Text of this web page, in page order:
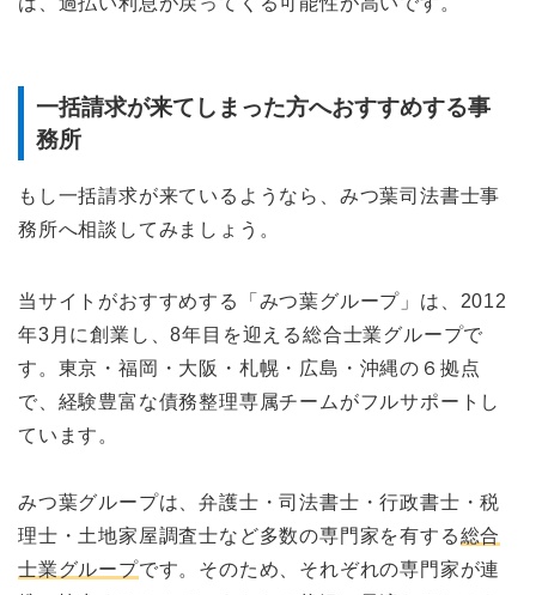
一括請求が来てしまった方へおすすめする事
務所
もし一括請求が来ているようなら、みつ葉司法書士事
務所へ相談してみましょう。
当サイトがおすすめする「みつ葉グループ」は、2012
年3月に創業し、8年目を迎える総合士業グループで
す。東京・福岡・大阪・札幌・広島・沖縄の６拠点
で、経験豊富な債務整理専属チームがフルサポートし
ています。
みつ葉グループは、弁護士・司法書士・行政書士・税
理士・土地家屋調査士など多数の専門家を有する総合
士業グループです。そのため、それぞれの専門家が連